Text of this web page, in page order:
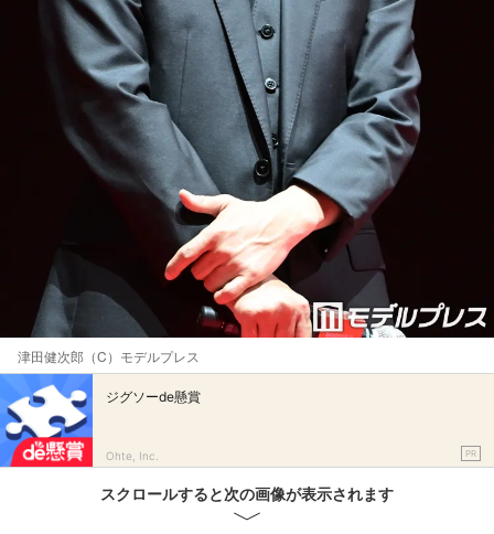
津田健次郎（C）モデルプレス
ジグソーde懸賞
Ohte, Inc. PR
スクロールすると次の画像が表示されます